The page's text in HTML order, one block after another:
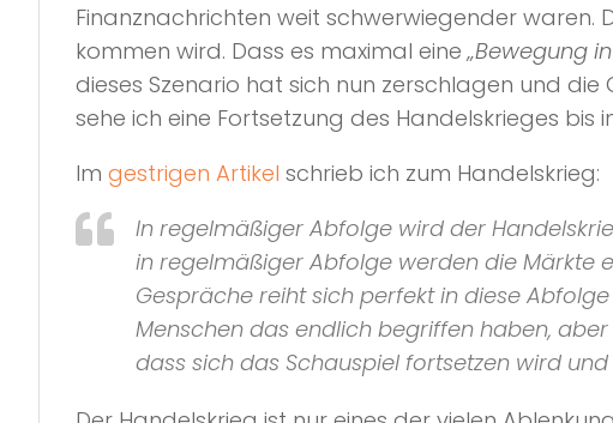
Finanznachrichten weit schwerwiegender waren.
kommen wird. Dass es maximal eine„Bewegung
dieses Szenario hat sich nun zerschlagen und
sehe ich eine Fortsetzung des Handelskrieges bis
Im gestrigen Artikel schrieb ich zum Handelskrieg:
In regelmäßiger Abfolge wird der
in regelmäßiger Abfolge werden die Märkte
Gespräche reiht sich perfekt in diese
Menschen das endlich begriffen haben,
dass sich das Schauspiel fortsetzen wird